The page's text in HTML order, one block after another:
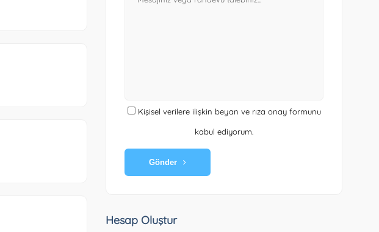
Kişisel verilere ilişkin beyan ve rıza onay formunu
kabul ediyorum.
Gönder
Hesap Oluştur